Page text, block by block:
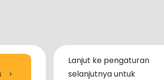
Lanjut ke pengaturan
selanjutnya untuk